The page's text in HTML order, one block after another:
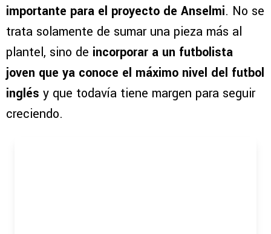
importante para el proyecto de Anselmi. No se
trata solamente de sumar una pieza más al
plantel, sino de incorporar a un futbolista
joven que ya conoce el máximo nivel del futbol
inglés y que todavía tiene margen para seguir
creciendo.